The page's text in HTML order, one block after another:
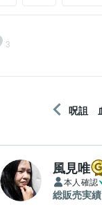
3
呪詛
風見唯
本人確認
総販売実績